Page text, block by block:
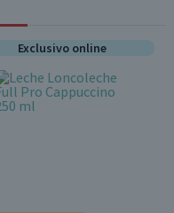
Exclusivo online